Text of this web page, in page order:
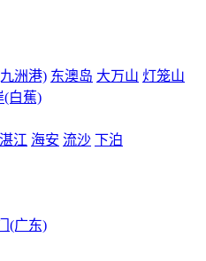
洲港) 东澳岛 大万山 灯笼山
(白蕉)
湛江 海安 流沙 下泊
(广东)